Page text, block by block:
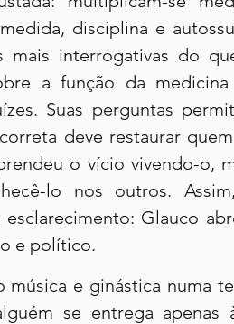
disciplina e
mais interrogativas do
a função da
Suas perguntas
deve restaurar
o vício vivendo-o,
lo nos outros.
esclarecimento: Glauco
e político.
e ginástica numa
se entrega apenas